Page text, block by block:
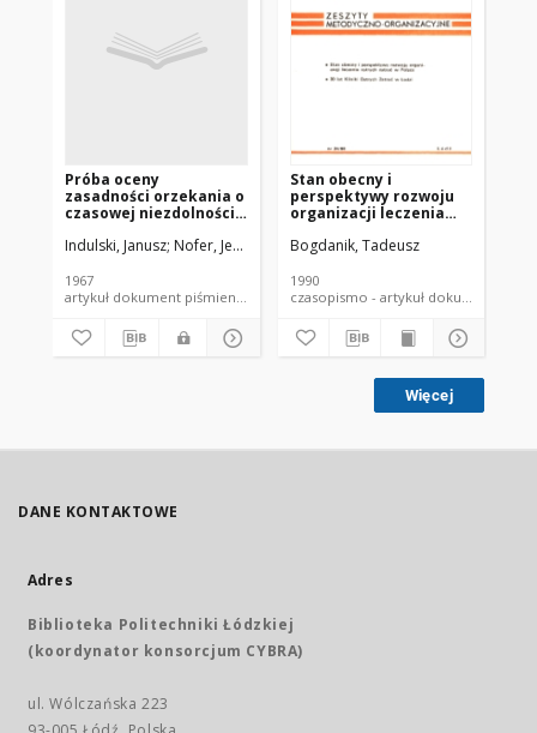
Próba oceny
zasadności orzekania o
czasowej niezdolności
poradnie ogólne
przemysłowego
Indulski, Janusz Nofer, Jerzy Szymborski, L.
1967
artykuł dokument piśmienniczy
Stan obecny i
perspektywy rozwoju
organizacji leczenia
Bogdanik, Tadeusz
1990
czasopismo - artykuł
Więcej
DANE KONTAKTOWE
Adres
Biblioteka Politechniki Łódzkiej
(koordynator konsorcjum CYBRA)
ul. Wólczańska 223